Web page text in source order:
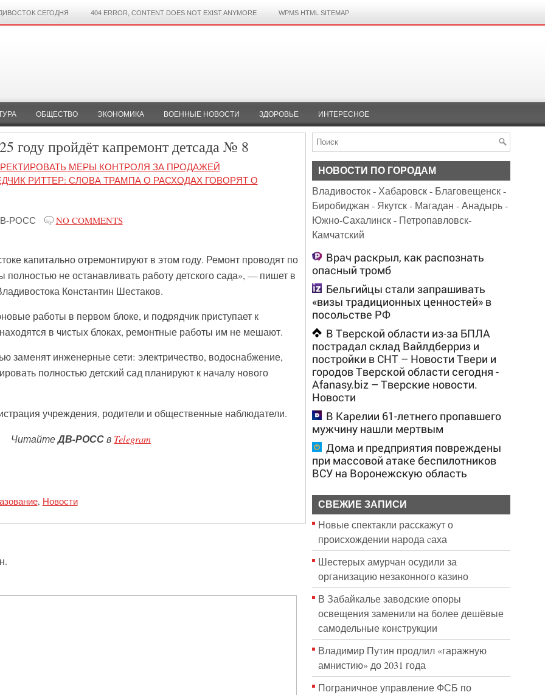
СЕГОДНЯ 404 ERROR, CONTENT DOES NOT EXIST ANYMORE WPMS HTML SITEMAP
ОБЩЕСТВО ЭКОНОМИКА ВОЕННЫЕ НОВОСТИ ЗДОРОВЬЕ ИНТЕРЕСНОЕ
году пройдёт капремонт детсада № 8
МЕРЫ КОНТРОЛЯ ЗА ПРОДАЖЕЙ
РИТТЕР: СЛОВА ТРАМПА О РАСХОДАХ ГОВОРЯТ О
РОСС NO COMMENTS
капитально отремонтируют в этом году. Ремонт проводят по
полностью не останавливать работу детского сада», — пишет в
Константин Шестаков.
работы в первом блоке, и подрядчик приступает к
в чистых блоках, ремонтные работы им не мешают.
заменят инженерные сети: электричество, водоснабжение,
полностью детский сад планируют к началу нового
учреждения, родители и общественные наблюдатели.
ЧитайтеДВ-РОССв Telegram
, Новости
НОВОСТИ ПО ГОРОДАМ
Владивосток-Хабаровск- Благовещенск-
Биробиджан - Якутск- Магадан -Анадырь-
Южно-Сахалинск- Петропавловск-
Камчатский
Врач раскрыл, как распознать
опасный тромб
Бельгийцы стали запрашивать
«визы традиционных ценностей» в
посольстве РФ
В Тверской области из-за БПЛА
пострадал склад Вайлдберриз и
постройки в СНТ – Новости Твери и
городов Тверской области сегодня -
Afanasy.biz – Тверские новости.
Новости
В Карелии 61-летнего пропавшего
мужчину нашли мертвым
Дома и предприятия повреждены
при массовой атаке беспилотников
ВСУ на Воронежскую область
СВЕЖИЕ ЗАПИСИ
Новые спектакли расскажут о
происхождении народа cаха
Шестерых амурчан осудили за
организацию незаконного казино
В Забайкалье заводские опоры
освещения заменили на более дешёвые
самодельные конструкции
Владимир Путин продлил «гаражную
амнистию» до 2031 года
Пограничное управление ФСБ по